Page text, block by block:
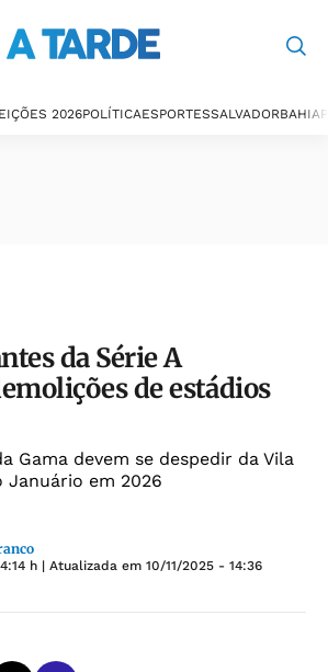
2026POLÍTICAESPORTESSALVADORBAHIA
da Série A
de estádios
Gama devem se despedir da Vila
Januário em 2026
h | Atualizada em 10/11/2025 - 14:36